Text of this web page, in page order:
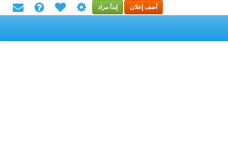
أضف إعلان إبدأ مزاد